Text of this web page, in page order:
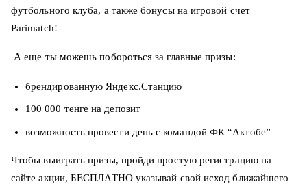
футбольного клуба, а также бонусы на игровой счет
Parimatch!
А еще ты можешь побороться за главные призы:
брендированную Яндекс.Станцию
100 000 тенге на депозит
возможность провести день с командой ФК “Актобе”
Чтобы выиграть призы, пройди простую регистрацию на
сайте акции, БЕСПЛАТНО указывай свой исход ближайшего